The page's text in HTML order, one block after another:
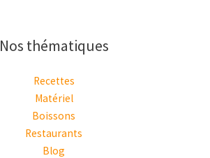
Nos thématiques
Recettes
Matériel
Boissons
Restaurants
Blog